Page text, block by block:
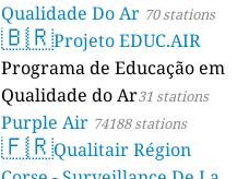
Qualidade Do Ar 70 stations
🇧🇷Projeto EDUC.AIR
Programa de Educação em
Qualidade do Ar31 stations
Purple Air 74188 stations
🇫🇷Qualitair Région